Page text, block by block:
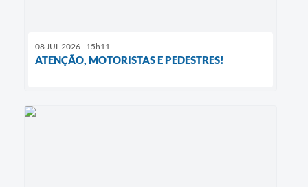
08 JUL 2026 - 15h11
ATENÇÃO, MOTORISTAS E PEDESTRES!